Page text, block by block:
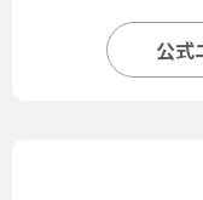
公式